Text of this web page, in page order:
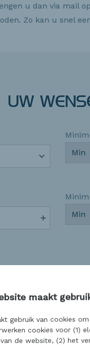
u dan via mail
Zo kan u snel
UW
maakt
gebruik van cookies
cookies voor (1)
de website, (2) het